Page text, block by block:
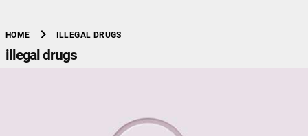
HOME chevron_right ILLEGAL DRUGS
illegal drugs